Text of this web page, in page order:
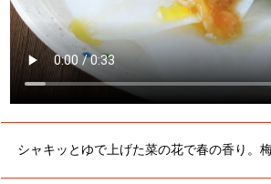
シャキッとゆで上げた菜の花で春の香り。